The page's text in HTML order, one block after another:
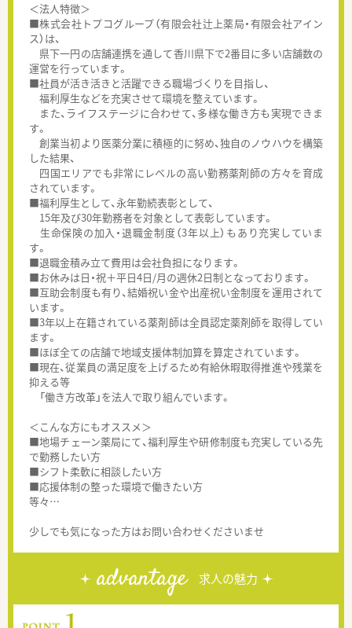
＜法人特徴＞
■株式会社トプコグループ（有限会社辻上薬局・有限会社アイン
ス）は、
県下一円の店舗連携を通して香川県下で2番目に多い店舗数の
運営を行っています。
■社員が活き活きと活躍できる職場づくりを目指し、
福利厚生などを充実させて環境を整えています。
また、ライフステージに合わせて、多様な働き方も実現できま
す。
創業当初より医薬分業に積極的に努め、独自のノウハウを構築
した結果、
四国エリアでも非常にレベルの高い勤務薬剤師の方々を育成
されています。
■福利厚生として、永年勤続表彰として、
15年及び30年勤務者を対象として表彰しています。
生命保険の加入・退職金制度（3年以上）もあり充実していま
す。
■退職金積み立て費用は会社負担になります。
■お休みは日・祝＋平日4日/月の週休2日制となっております。
■互助会制度も有り、結婚祝い金や出産祝い金制度を運用されて
います。
■3年以上在籍されている薬剤師は全員認定薬剤師を取得してい
ます。
■ほぼ全ての店舗で地域支援体制加算を算定されています。
■現在、従業員の満足度を上げるため有給休暇取得推進や残業を
抑える等
「働き方改革」を法人で取り組んでいます。
＜こんな方にもオススメ＞
■地場チェーン薬局にて、福利厚生や研修制度も充実している先
で勤務したい方
■シフト柔軟に相談したい方
■応援体制の整った環境で働きたい方
等々…
少しでも気になった方はお問い合わせくださいませ
advantage 求人の魅力